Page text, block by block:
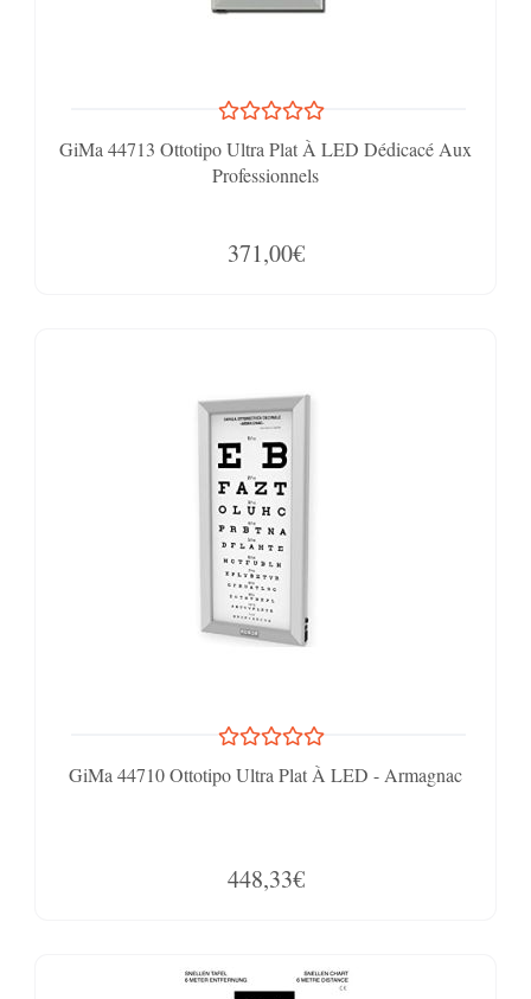
GiMa 44713 Ottotipo Ultra Plat À LED Dédicacé Aux
Professionnels
371,00€
GiMa 44710 Ottotipo Ultra Plat À LED - Armagnac
448,33€